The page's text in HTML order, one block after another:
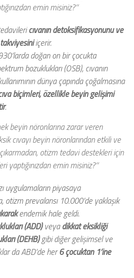
emin misiniz?’’
cıvanın detoksifikasyonunu ve
içerir.
doğan on bir çocukta
bozuklukları (OSB), cıvanın
dünya çapında çoğalmasına
biçimleri, özellikle beyin gelişimi
.
beyin nöronlarına zarar veren
cıvayı beyin nöronlarından etkili ve
otizm tedavi destekleri için
yaptığınızdan emin misiniz?’’
uygulamaların piyasaya
otizm prevalansı 10.000’de yaklaşık
endemik hale geldi.
(ADD)veyadikkat eksikliği
(DEHB)gibi diğer gelişimsel ve
da ABD’de her6 çocuktan 1’ine